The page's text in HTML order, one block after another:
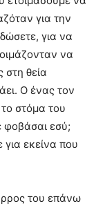
για την
για να
να
στη θεία
Ο ένας τον
το στόμα του
φοβάσαι εσύ;
για εκείνα που
του επάνω